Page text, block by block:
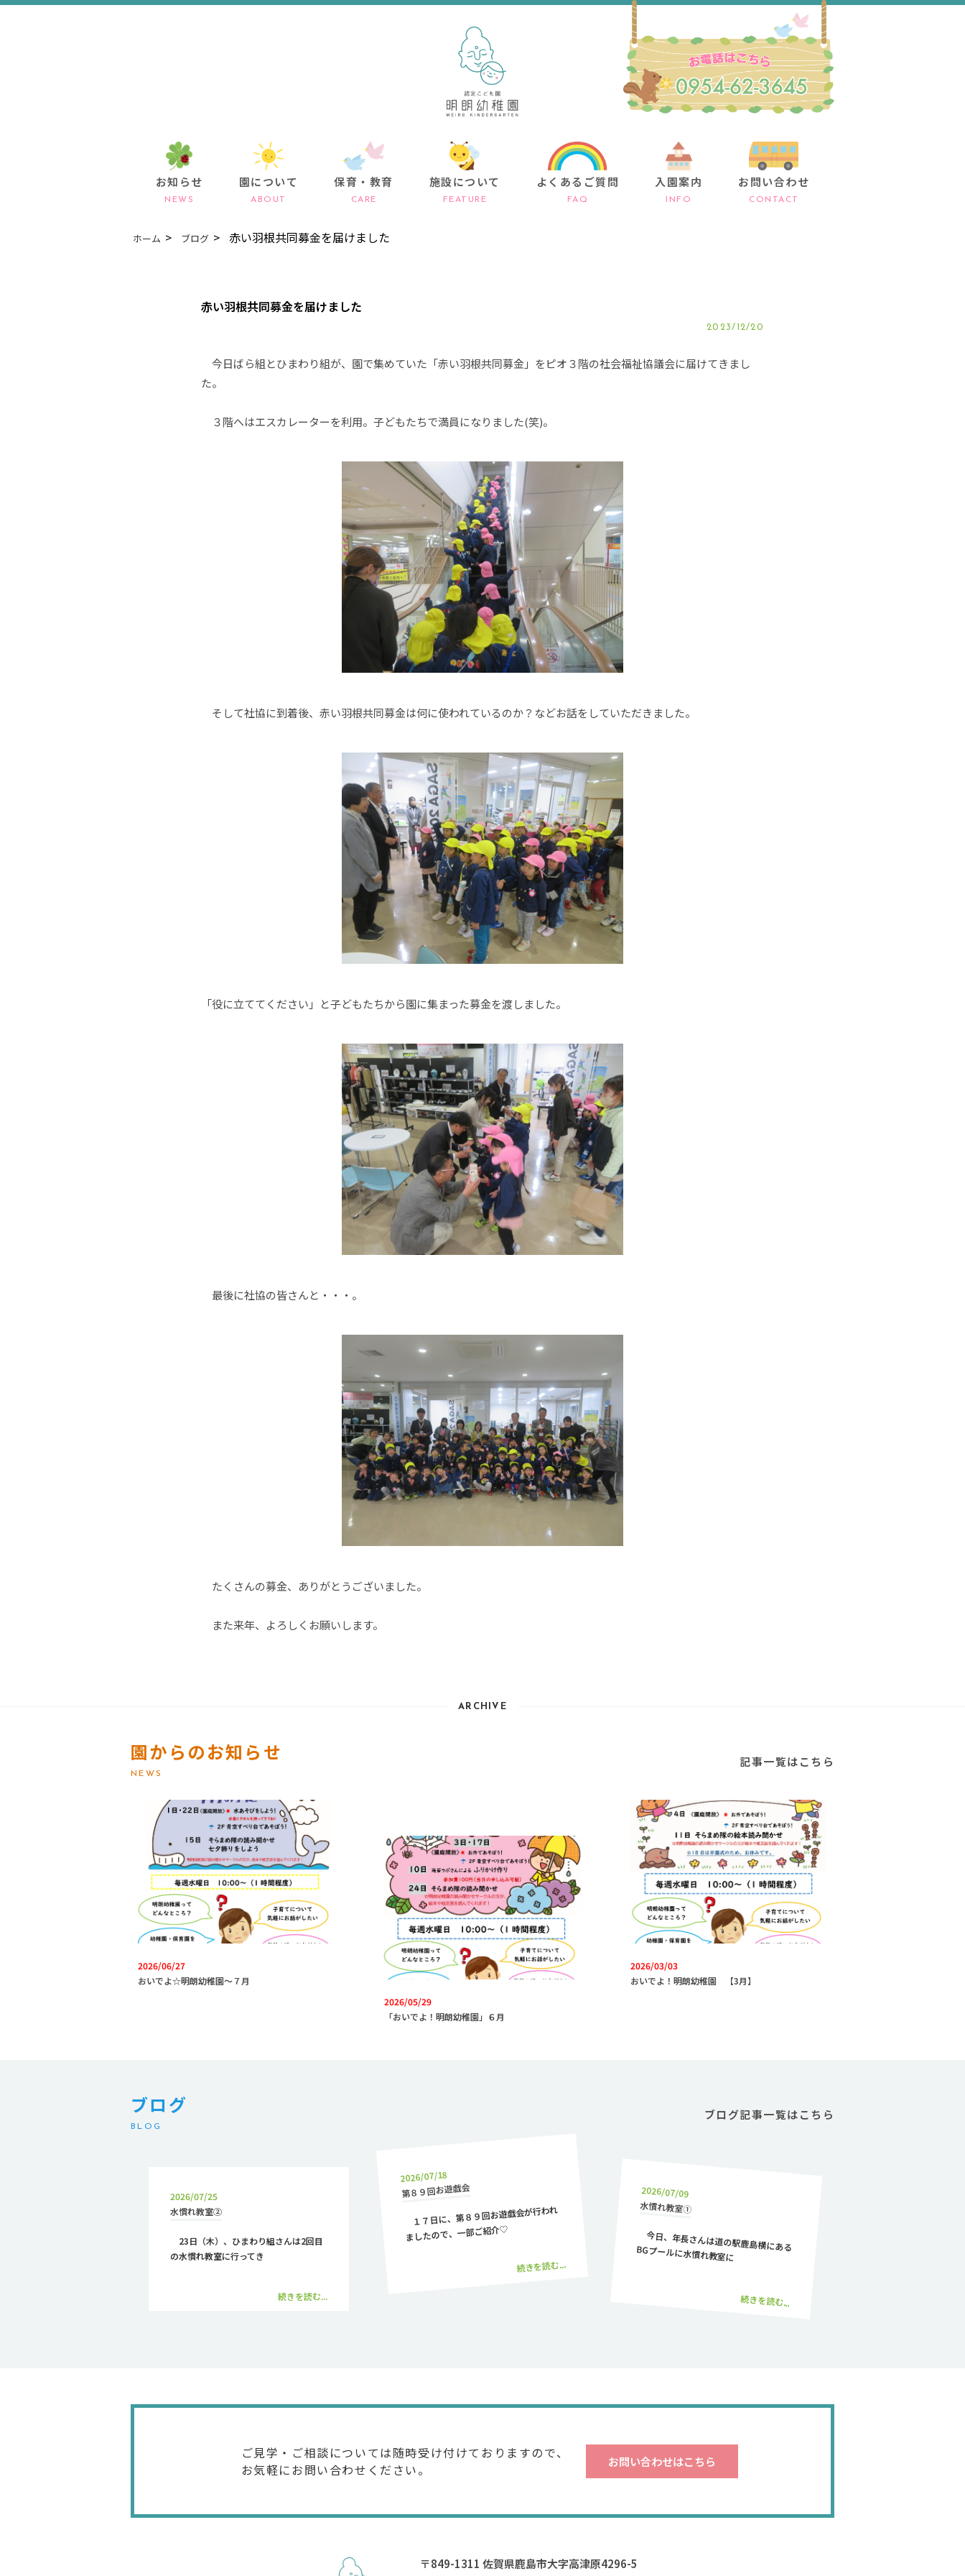
お知らせ
NEWS
園について
ABOUT
保育・教育
CARE
施設について
FEATURE
よくあるご質問
FAQ
入園案内
INFO
お問い合わせ
CONTACT
ホーム ブログ 赤い羽根共同募金を届けました
赤い羽根共同募金を届けました
2023/12/20
今日ばら組とひまわり組が、園で集めていた「赤い羽根共同募金」をピオ３階の社会福祉協議会に届けてきまし
た。
３階へはエスカレーターを利用。子どもたちで満員になりました(笑)。
そして社協に到着後、赤い羽根共同募金は何に使われているのか？などお話をしていただきました。
「役に立ててください」と子どもたちから園に集まった募金を渡しました。
最後に社協の皆さんと・・・。
たくさんの募金、ありがとうございました。
また来年、よろしくお願いします。
ARCHIVE
園からのお知らせ
NEWS
記事一覧はこちら
2026/06/27
おいでよ☆明朗幼稚園～７月
2026/05/29
「おいでよ！明朗幼稚園」６月
2026/03/03
おいでよ！明朗幼稚園 【3月】
ブログ
BLOG
ブログ記事一覧はこちら
2026/07/25
水慣れ教室②
23日（木）、ひまわり組さんは2回目
の水慣れ教室に行ってき
続きを読む...
2026/07/18
第８９回お遊戯会
１７日に、第８９回お遊戯会が行われ
ましたので、一部ご紹介♡
続きを読む...
2026/07/09
水慣れ教室①
今日、年長さんは道の駅鹿島横にある
BGプールに水慣れ教室に
続きを読む...
ご見学・ご相談については随時受け付けておりますので、
お気軽にお問い合わせください。
お問い合わせはこちら
〒849-1311 佐賀県鹿島市大字高津原4296-5